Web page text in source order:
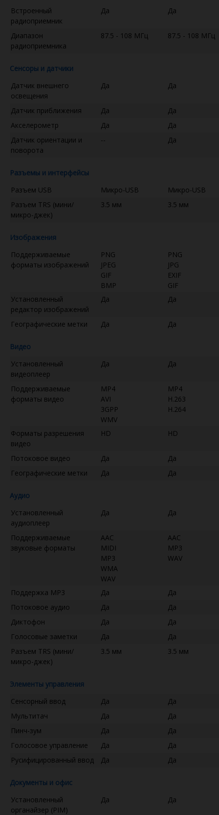
Встроенный
радиоприемник
Да Да
Диапазон
радиоприемника
87.5 - 108 МГц 87.5 - 108 МГц
Сенсоры и датчики
Датчик внешнего
освещения
Да Да
Датчик приближения Да
Да
Акселерометр
Да
Да
Датчик ориентации и
поворота
-- Да
Разъемы и интерфейсы
Разъем USB
Микро-USB
Микро-USB
Разъем TRS (мини/
микро-джек)
3.5 мм 3.5 мм
Изображения
Поддерживаемые
форматы изображений
PNG
JPEG
GIF
BMP
PNG
JPG
EXIF
GIF
Установленный
редактор изображений
Да Да
Географические метки Да Да
Видео
Установленный
видеоплеер
Да Да
Поддерживаемые
форматы видео
MP4
AVI
3GPP
WMV
MP4
H.263
H.264
Форматы разрешения
видео
HD HD
Потоковое видео Да
Да
Географические метки
Да Да
Аудио
Установленный
аудиоплеер
Да Да
Поддерживаемые
звуковые форматы
AAC
MIDI
MP3
WMA
WAV
AAC
MP3
WAV
Поддержка MP3 Да
Да
Потоковое аудио
Да
Да
Диктофон
Да
Да
Голосовые заметки
Да
Да
Разъем TRS (мини/
микро-джек)
3.5 мм 3.5 мм
Элементы управления
Сенсорный ввод
Да
Да
Мультитач
Да
Да
Пинч-зум
Да
Да
Голосовое управление
Да
Да
Русифицированный ввод
Да Да
Документы и офис
Установленный
органайзер (PIM)
Да Да